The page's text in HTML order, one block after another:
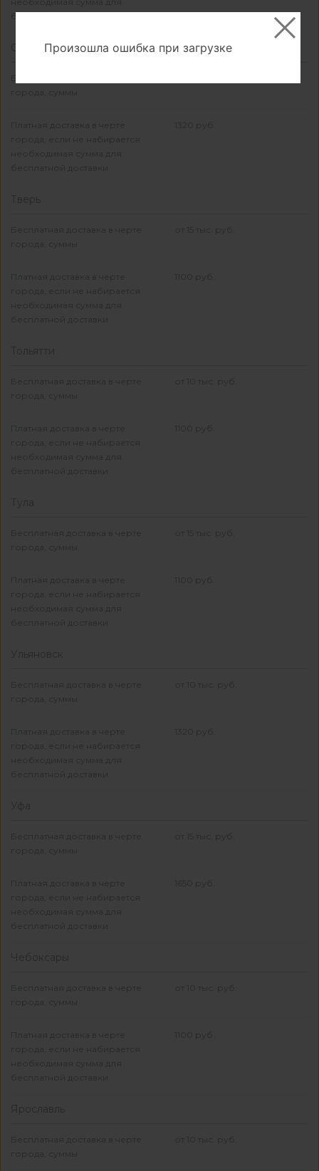
бесплатной доставки
Смоленск
города, суммы
Платная доставка в черте
города, если не набирается
необходимая сумма для
бесплатной доставки
1320 руб.
Тверь
Бесплатная доставка в черте
города, суммы
от 15 тыс. руб.
Платная доставка в черте
города, если не набирается
необходимая сумма для
бесплатной доставки
1100 руб.
Тольятти
Бесплатная доставка в черте
города, суммы
от 10 тыс. руб.
Платная доставка в черте
города, если не набирается
необходимая сумма для
бесплатной доставки
1100 руб.
Тула
Бесплатная доставка в черте
города, суммы
от 15 тыс. руб.
Платная доставка в черте
города, если не набирается
необходимая сумма для
бесплатной доставки
1100 руб.
Ульяновск
Бесплатная доставка в черте
города, суммы
от 10 тыс. руб.
Платная доставка в черте
города, если не набирается
необходимая сумма для
бесплатной доставки
1320 руб.
Уфа
Бесплатная доставка в черте
города, суммы
от 15 тыс. руб.
Платная доставка в черте
города, если не набирается
необходимая сумма для
бесплатной доставки
1650 руб.
Чебоксары
Бесплатная доставка в черте
города, суммы
от 10 тыс. руб.
Платная доставка в черте
города, если не набирается
необходимая сумма для
бесплатной доставки
1100 руб.
Ярославль
Бесплатная доставка в черте
города, суммы
от 10 тыс. руб.
Произошла ошибка при загрузке